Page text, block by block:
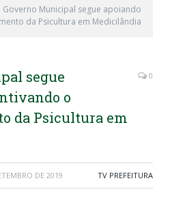
Governo Municipal segue apoiando
da Psicultura em Medicilândia
segue
o
da Psicultura em
0
DE 2019 TV PREFEITURA